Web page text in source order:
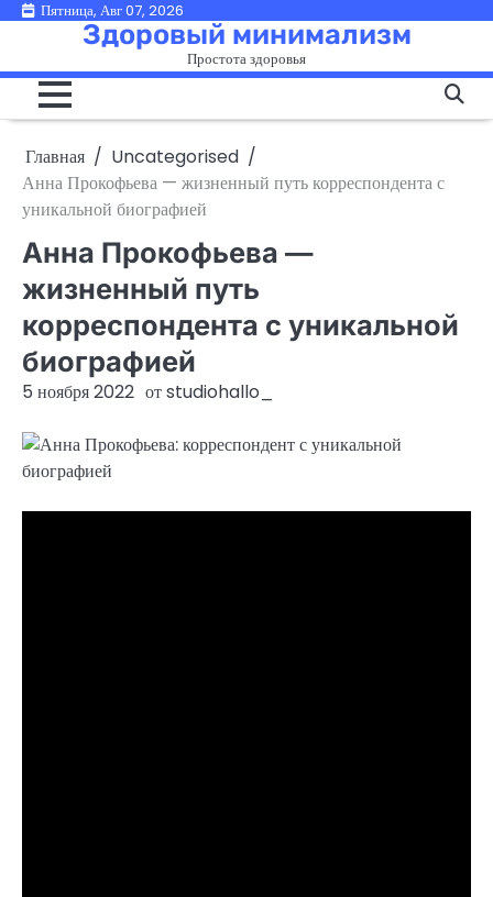
ПерейтиПятница, Авг 07, 2026
Здоровый минимализм
Простота здоровья
Главная
Uncategorised
Анна Прокофьева — жизненный путь корреспондента с
уникальной биографией
Анна Прокофьева —
жизненный путь
корреспондента с уникальной
биографией
5 ноября 2022 отstudiohallo_